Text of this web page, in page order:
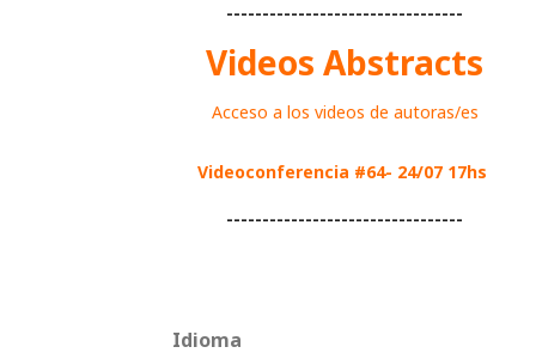
---------------------------------
Videos Abstracts
Acceso a los videos de autoras/es
Videoconferencia #64- 24/07 17hs
---------------------------------
Idioma